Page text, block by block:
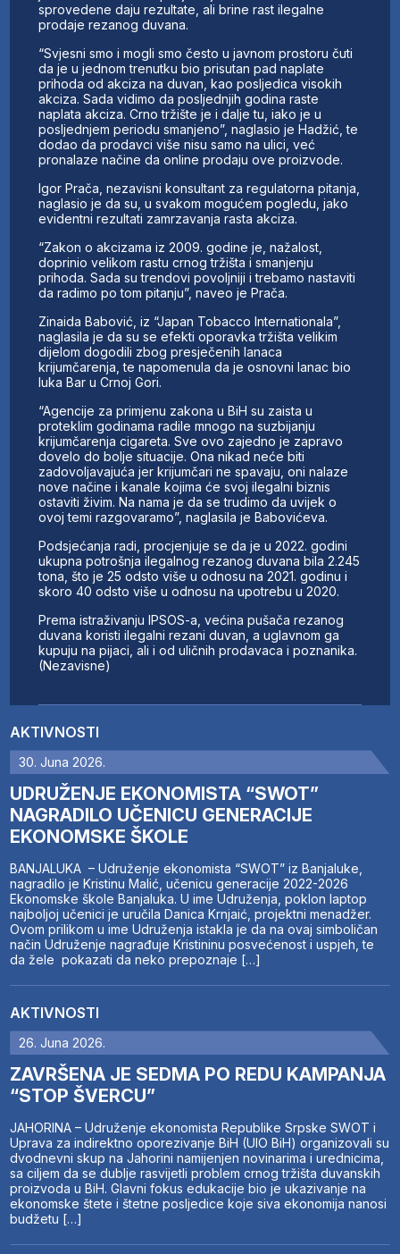
AKTIVNOSTI
30. Juna 2026.
UDRUŽENJE EKONOMISTA “SWOT”
NAGRADILO UČENICU GENERACIJE
EKONOMSKE ŠKOLE
BANJALUKA – Udruženje ekonomista “SWOT” iz Banjaluke,
nagradilo je Kristinu Malić, učenicu generacije 2022-2026
Ekonomske škole Banjaluka. U ime Udruženja, poklon laptop
najboljoj učenici je uručila Danica Krnjaić, projektni menadžer.
Ovom prilikom u ime Udruženja istakla je da na ovaj simboličan
način Udruženje nagrađuje Kristininu posvećenost i uspjeh, te
da žele pokazati da neko prepoznaje […]
AKTIVNOSTI
26. Juna 2026.
ZAVRŠENA JE SEDMA PO REDU KAMPANJA
“STOP ŠVERCU”
JAHORINA – Udruženje ekonomista Republike Srpske SWOT i
Uprava za indirektno oporezivanje BiH (UIO BiH) organizovali su
dvodnevni skup na Jahorini namijenjen novinarima i urednicima,
sa ciljem da se dublje rasvijetli problem crnog tržišta duvanskih
proizvoda u BiH. Glavni fokus edukacije bio je ukazivanje na
ekonomske štete i štetne posljedice koje siva ekonomija nanosi
budžetu […]
sprovedene daju rezultate, ali brine rast ilegalne
prodaje rezanog duvana.
“Svjesni smo i mogli smo često u javnom prostoru čuti
da je u jednom trenutku bio prisutan pad naplate
prihoda od akciza na duvan, kao posljedica visokih
akciza. Sada vidimo da posljednjih godina raste
naplata akciza. Crno tržište je i dalje tu, iako je u
posljednjem periodu smanjeno”, naglasio je Hadžić, te
dodao da prodavci više nisu samo na ulici, već
pronalaze načine da online prodaju ove proizvode.
Igor Prača, nezavisni konsultant za regulatorna pitanja,
naglasio je da su, u svakom mogućem pogledu, jako
evidentni rezultati zamrzavanja rasta akciza.
“Zakon o akcizama iz 2009. godine je, nažalost,
doprinio velikom rastu crnog tržišta i smanjenju
prihoda. Sada su trendovi povoljniji i trebamo nastaviti
da radimo po tom pitanju”, naveo je Prača.
Zinaida Babović, iz “Japan Tobacco Internationala”,
naglasila je da su se efekti oporavka tržišta velikim
dijelom dogodili zbog presječenih lanaca
krijumčarenja, te napomenula da je osnovni lanac bio
luka Bar u Crnoj Gori.
“Agencije za primjenu zakona u BiH su zaista u
proteklim godinama radile mnogo na suzbijanju
krijumčarenja cigareta. Sve ovo zajedno je zapravo
dovelo do bolje situacije. Ona nikad neće biti
zadovoljavajuća jer krijumčari ne spavaju, oni nalaze
nove načine i kanale kojima će svoj ilegalni biznis
ostaviti živim. Na nama je da se trudimo da uvijek o
ovoj temi razgovaramo”, naglasila je Babovićeva.
Podsjećanja radi, procjenjuje se da je u 2022. godini
ukupna potrošnja ilegalnog rezanog duvana bila 2.245
tona, što je 25 odsto više u odnosu na 2021. godinu i
skoro 40 odsto više u odnosu na upotrebu u 2020.
Prema istraživanju IPSOS-a, većina pušača rezanog
duvana koristi ilegalni rezani duvan, a uglavnom ga
kupuju na pijaci, ali i od uličnih prodavaca i poznanika.
(Nezavisne)